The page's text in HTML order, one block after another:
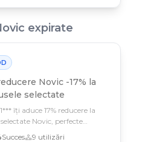
expirate
Novic -17% la
selectate
îți aduce 17% reducere la
Novic, perfecte
cei mici
Succes 9 utilizări